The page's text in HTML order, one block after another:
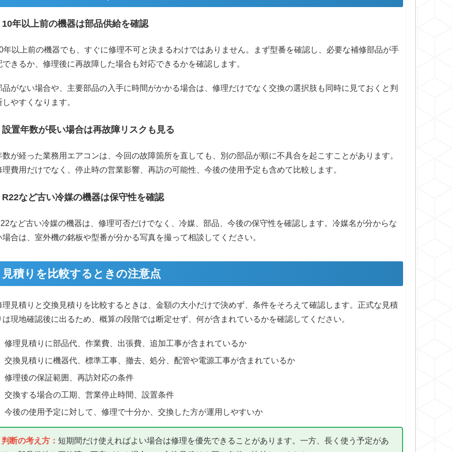
10年以上前の機器は部品供給を確認
年以上前の機器でも、すぐに修理不可と決まるわけではありません。まず型番を確認し、必要な補修部品が手
できるか、修理後に再故障した場合も対応できるかを確認します。
品がない場合や、主要部品の入手に時間がかかる場合は、修理だけでなく交換の選択肢も同時に見ておくと判
しやすくなります。
設置年数が長い場合は再故障リスクも見る
数が経った業務用エアコンは、今回の故障箇所を直しても、別の部品が順に不具合を起こすことがあります。
理費用だけでなく、停止時の営業影響、再訪の可能性、今後の使用予定も含めて比較します。
R22など古い冷媒の機器は保守性を確認
など古い冷媒の機器は、修理可否だけでなく、冷媒、部品、今後の保守性を確認します。冷媒名が分からな
場合は、室外機の銘板や型番が分かる写真を撮って相談してください。
見積りを比較するときの注意点
理見積りと交換見積りを比較するときは、金額の大小だけで決めず、条件をそろえて確認します。正式な見積
は現地確認後に出るため、概算の段階では断定せず、何が含まれているかを確認してください。
修理見積りに部品代、作業費、出張費、追加工事が含まれているか
交換見積りに機器代、標準工事、撤去、処分、配管や電源工事が含まれているか
修理後の保証範囲、再訪対応の条件
交換する場合の工期、営業停止時間、設置条件
今後の使用予定に対して、修理で十分か、交換した方が運用しやすいか
判断の考え方： 短期間だけ使えればよい場合は修理を優先できることがあります。一方、長く使う予定があ